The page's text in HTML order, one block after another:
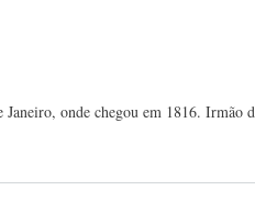
Janeiro, onde chegou em 1816. Irmão